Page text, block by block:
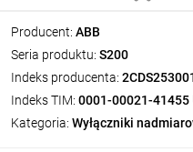
Producent: ABB
Seria produktu: S200
Indeks producenta:
Indeks TIM: 0001-00021-41455
Kategoria: Wyłączniki